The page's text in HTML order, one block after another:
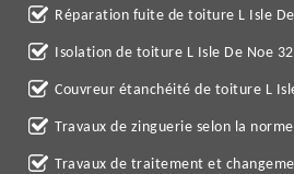
Réparation fuite de toiture L Isle
Isolation de toiture L Isle De Noe
Couvreur étanchéité de toiture L
Travaux de zinguerie selon la
Travaux de traitement et